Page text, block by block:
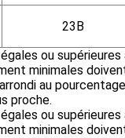
23B
ou
minimales
au
proche.
ou
minimales